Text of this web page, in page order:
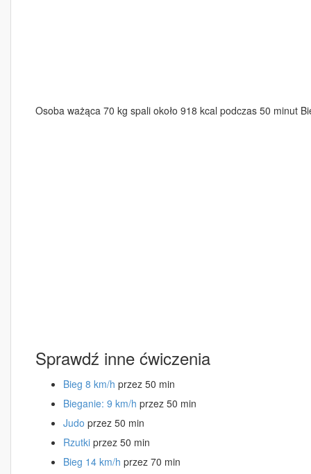
Osoba ważąca 70 kg spali około 918 kcal podczas 50 minut
Sprawdź inne ćwiczenia
Bieg 8 km/h przez 50 min
Bieganie: 9 km/h przez 50 min
Judo przez 50 min
Rzutki przez 50 min
Bieg 14 km/h przez 70 min